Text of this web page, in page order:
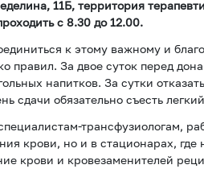
11Б, территория
с 8.30 до 12.00.
к этому важному и
правил. За двое суток перед
напитков. За сутки
сдачи обязательно съесть
трансфузиологам,
крови, но и в стационарах, где
крови и кровезаменителей